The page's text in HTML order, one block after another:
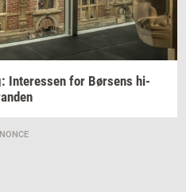
In­ter­es­sen for Bør­sens hi­